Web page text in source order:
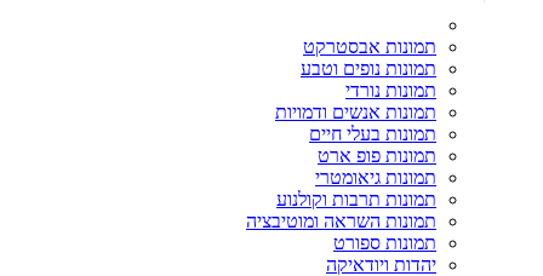
תמונות אבסטרקט
תמונות נופים וטבע
תמונות נורדי
תמונות אנשים ודמויות
תמונות בעלי חיים
תמונות פופ ארט
תמונות גיאומטרי
תמונות תרבות וקולנוע
תמונות השראה ומוטיבציה
תמונות ספורט
יהדות ויודאיקה